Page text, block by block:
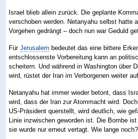
Israel blieb allein zurück. Die geplante
verschoben werden. Netanyahu selbst hatte
Vorgehen gedrängt – doch nun war Geduld
FürJerusalem bedeutet das eine bittere
entschlossenste Vorbereitung kann an
scheitern. Und während in Washington über
wird, rüstet der Iran im Verborgenen weiter
Netanyahu hat immer wieder betont, dass
wird, dass der Iran zur Atommacht wird.
US-Präsident querstellt, wird deutlich, wie
Linie inzwischen geworden ist. Die Bombe
sie wurde nur erneut vertagt. Wie lange noch?